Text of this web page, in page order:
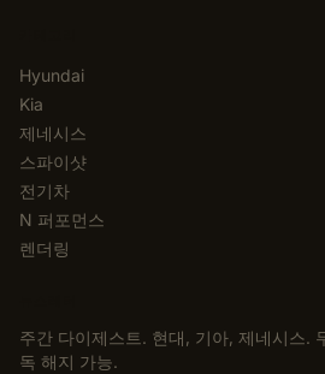
Hyundai
Kia
제네시스
스파이샷
전기차
N 퍼포먼스
렌더링
주간 다이제스트. 현대, 기아, 제네시스.
독 해지 가능.